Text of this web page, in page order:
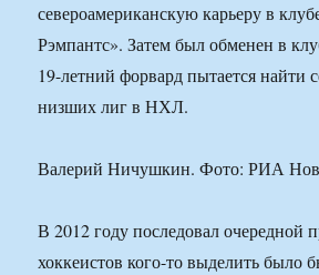
североамериканскую карьеру в
Рэмпантс». Затем был обменен в
19-летний форвард пытается найти
низших лиг в НХЛ.
Валерий Ничушкин. Фото: РИА
В 2012 году последовал очередной
хоккеистов кого-то выделить было